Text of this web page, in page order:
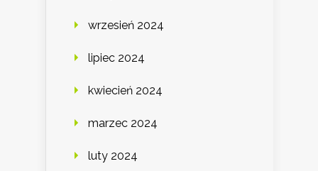
wrzesień 2024
lipiec 2024
kwiecień 2024
marzec 2024
luty 2024